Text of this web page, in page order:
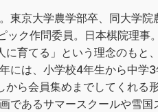
京大学農学部卒、同大学院
ク作問委員。日本棋院理事
育てる」という理念のもと
には、小学校4年生から中学
ら会員集めまでしてくれる
あるサマースクールや雪国